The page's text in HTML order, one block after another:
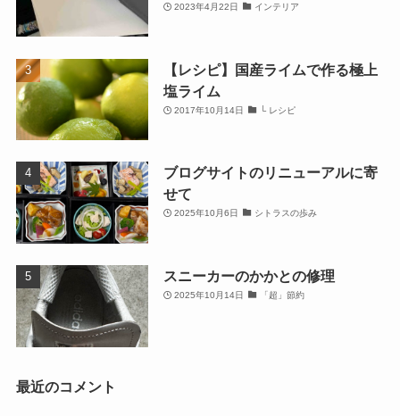
2023年4月22日 インテリア
【レシピ】国産ライムで作る極上
塩ライム
2017年10月14日 └ レシピ
ブログサイトのリニューアルに寄
せて
2025年10月6日 シトラスの歩み
スニーカーのかかとの修理
2025年10月14日 「超」節約
最近のコメント